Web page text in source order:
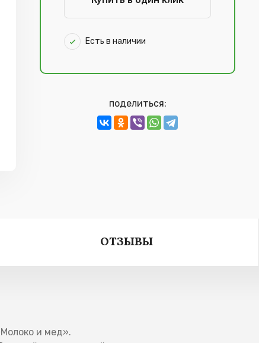
Есть в наличии
поделиться:
ОТЗЫВЫ
и мед».